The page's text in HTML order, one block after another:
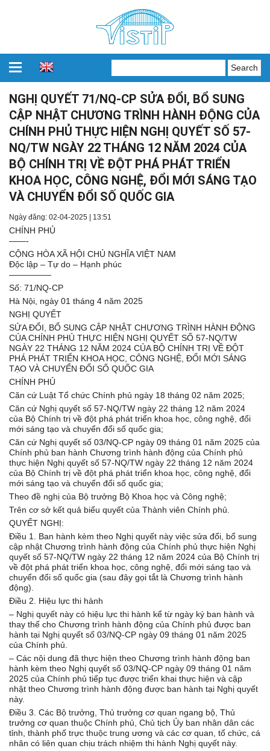
NGHỊ QUYẾT 71/NQ-CP SỬA ĐỔI, BỔ SUNG
CẬP NHẬT CHƯƠNG TRÌNH HÀNH ĐỘNG CỦA
CHÍNH PHỦ THỰC HIỆN NGHỊ QUYẾT SỐ 57-
NQ/TW NGÀY 22 THÁNG 12 NĂM 2024 CỦA
BỘ CHÍNH TRỊ VỀ ĐỘT PHÁ PHÁT TRIỂN
KHOA HỌC, CÔNG NGHỆ, ĐỔI MỚI SÁNG TẠO
VÀ CHUYỂN ĐỔI SỐ QUỐC GIA
Ngày đăng: 02-04-2025 | 13:51
CHÍNH PHỦ
——-
CỘNG HÒA XÃ HỘI CHỦ NGHĨA VIỆT NAM
Độc lập – Tự do – Hạnh phúc
—————
Số: 71/NQ-CP
Hà Nội, ngày 01 tháng 4 năm 2025
NGHỊ QUYẾT
SỬA ĐỔI, BỔ SUNG CẬP NHẬT CHƯƠNG TRÌNH HÀNH ĐỘNG
CỦA CHÍNH PHỦ THỰC HIỆN NGHỊ QUYẾT SỐ 57-NQ/TW
NGÀY 22 THÁNG 12 NĂM 2024 CỦA BỘ CHÍNH TRỊ VỀ ĐỘT
PHÁ PHÁT TRIỂN KHOA HỌC, CÔNG NGHỆ, ĐỔI MỚI SÁNG
TẠO VÀ CHUYỂN ĐỔI SỐ QUỐC GIA
CHÍNH PHỦ
Căn cứ Luật Tổ chức Chính phủ ngày 18 tháng 02 năm 2025;
Căn cứ Nghị quyết số 57-NQ/TW ngày 22 tháng 12 năm 2024
của Bộ Chính trị về đột phá phát triển khoa học, công nghệ, đổi
mới sáng tạo và chuyển đổi số quốc gia;
Căn cứ Nghị quyết số 03/NQ-CP ngày 09 tháng 01 năm 2025 của
Chính phủ ban hành Chương trình hành động của Chính phủ
thực hiện Nghị quyết số 57-NQ/TW ngày 22 tháng 12 năm 2024
của Bộ Chính trị về đột phá phát triển khoa học, công nghệ, đổi
mới sáng tạo và chuyển đổi số quốc gia;
Theo đề nghị của Bộ trưởng Bộ Khoa học và Công nghệ;
Trên cơ sở kết quả biểu quyết của Thành viên Chính phủ.
QUYẾT NGHỊ:
Điều 1. Ban hành kèm theo Nghị quyết này việc sửa đổi, bổ sung
cập nhật Chương trình hành động của Chính phủ thực hiện Nghị
quyết số 57-NQ/TW ngày 22 tháng 12 năm 2024 của Bộ Chính trị
về đột phá phát triển khoa học, công nghệ, đổi mới sáng tạo và
chuyển đổi số quốc gia (sau đây gọi tắt là Chương trình hành
động).
Điều 2. Hiệu lực thi hành
– Nghị quyết này có hiệu lực thi hành kể từ ngày ký ban hành và
thay thế cho Chương trình hành động của Chính phủ được ban
hành tại Nghị quyết số 03/NQ-CP ngày 09 tháng 01 năm 2025
của Chính phủ.
– Các nội dung đã thực hiện theo Chương trình hành động ban
hành kèm theo Nghị quyết số 03/NQ-CP ngày 09 tháng 01 năm
2025 của Chính phủ tiếp tục được triển khai thực hiện và cập
nhật theo Chương trình hành động được ban hành tại Nghị quyết
này.
Điều 3. Các Bộ trưởng, Thủ trưởng cơ quan ngang bộ, Thủ
trưởng cơ quan thuộc Chính phủ, Chủ tịch Ủy ban nhân dân các
tỉnh, thành phố trực thuộc trung ương và các cơ quan, tổ chức, cá
nhân có liên quan chịu trách nhiệm thi hành Nghị quyết này.